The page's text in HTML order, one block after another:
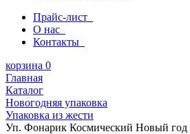
Прайс-лист
О нас
Контакты
корзина 0
Главная
Каталог
Новогодняя упаковка
Упаковка из жести
Уп. Фонарик Космический Новый год